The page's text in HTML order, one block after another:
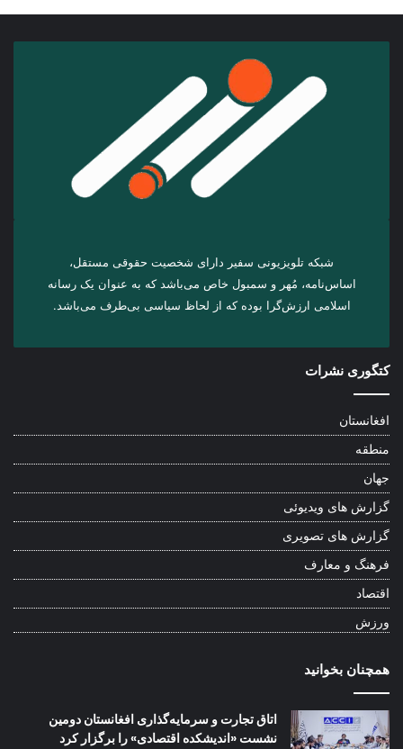
شبکه تلویزیونی سفیر دارای شخصیت حقوقی مستقل،
اساس‌نامه، مُهر و سمبول خاص می‌باشد که به عنوان یک رسانه
اسلامی ارزش‌گرا بوده که از لحاظ سیاسی بی‌طرف می‌باشد.
کتگوری نشرات
افغانستان
منطقه
جهان
گزارش های ویدیوئی
گزارش های تصویری
فرهنگ و معارف
اقتصاد
ورزش
همچنان بخوانید
اتاق تجارت و سرمایه‌گذاری افغانستان دومین
نشست «اندیشکده اقتصادی» را برگزار کرد